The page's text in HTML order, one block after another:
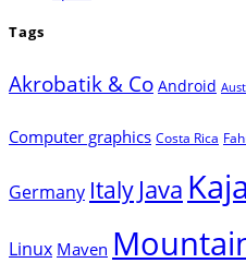
Tags
Akrobatik & Co Android
Computer graphics Costa Rica
Germany Italy Java
Linux Maven